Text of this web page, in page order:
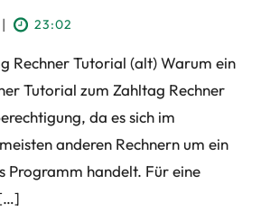
| 23:02
Rechner Tutorial (alt) Warum ein
Tutorial zum Zahltag Rechner
da es sich im
anderen Rechnern um ein
Programm handelt. Für eine